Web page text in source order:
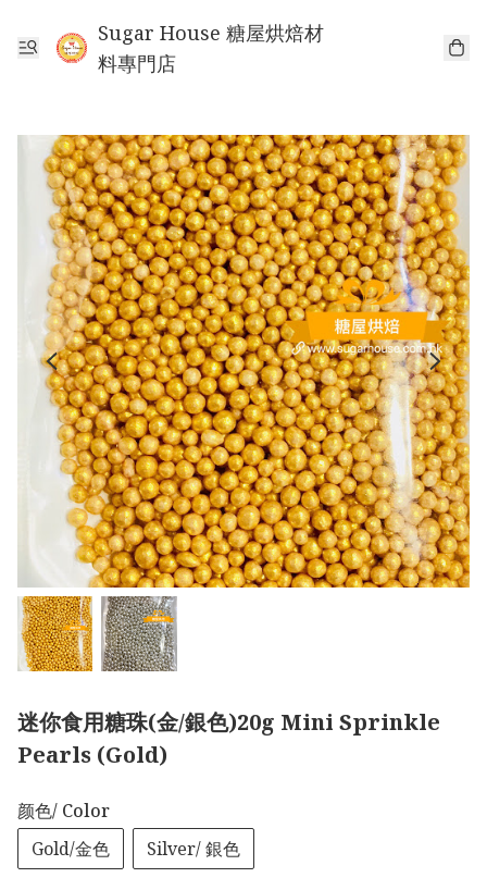
Sugar House 糖屋烘焙材
料專門店
迷你食用糖珠(金/銀色)20g Mini Sprinkle
Pearls (Gold)
颜色/ Color
Gold/金色
Silver/ 銀色